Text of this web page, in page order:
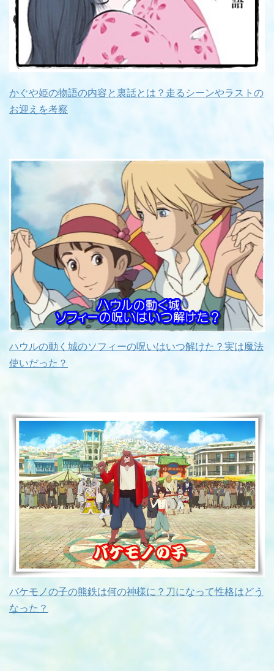
かぐや姫の物語の内容と裏話とは？走るシーンやラストの
お迎えを考察
ハウルの動く城のソフィーの呪いはいつ解けた？実は魔法
使いだった？
バケモノの子の熊鉄は何の神様に？刀になって性格はどう
なった？